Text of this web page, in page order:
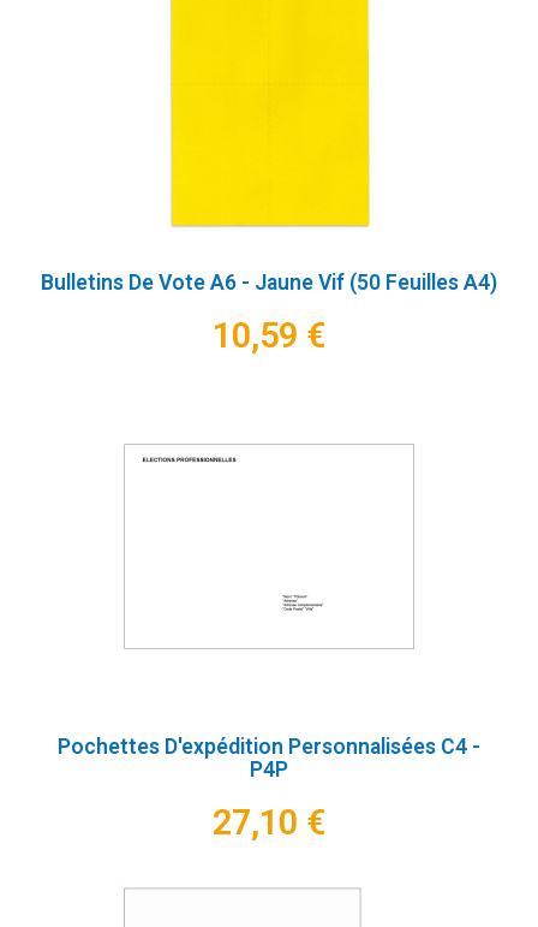
Bulletins De Vote A6 - Jaune Vif (50 Feuilles A4)
10,59 €
Pochettes D'expédition Personnalisées C4 -
P4P
27,10 €